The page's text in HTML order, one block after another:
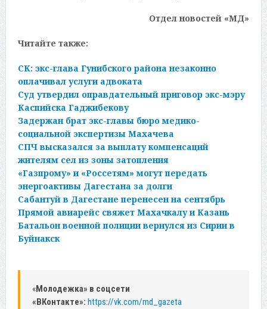
Отдел новостей «МД»
Читайте также:
СК: экс-глава Гунибского района незаконно
оплачивал услуги адвоката
Суд утвердил оправдательный приговор экс-мэру
Каспийска Гаджибекову
Задержан брат экс-главы бюро медико-
социальной экспертизы Махачева
СПЧ высказался за выплату компенсаций
жителям сел из зоны затопления
«Газпрому» и «Россетям» могут передать
энергоактивы Дагестана за долги
Сабантуй в Дагестане перенесен на сентябрь
Прямой авиарейс свяжет Махачкалу и Казань
Батальон военной полиции вернулся из Сирии в
Буйнакск
«Молодежка» в соцсети
«ВКонтакте»: https://vk.com/md_gazeta